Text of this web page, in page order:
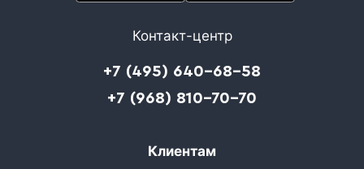
Контакт-центр
+7 (495) 640-68-58
+7 (968) 810-70-70
Клиентам